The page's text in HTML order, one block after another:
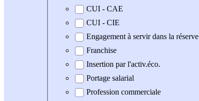
CUI - CAE
CUI - CIE
Engagement à servir dans la réserve
Franchise
Insertion par l'activ.éco.
Portage salarial
Profession commerciale